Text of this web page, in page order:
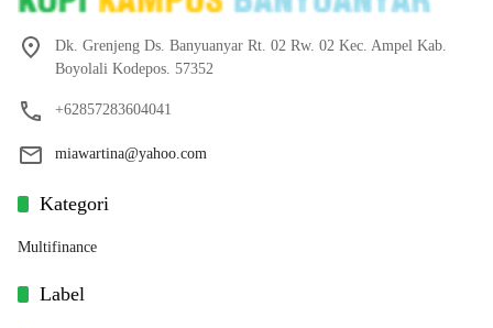
Dk. Grenjeng Ds. Banyuanyar Rt. 02 Rw. 02 Kec. Ampel Kab.
Boyolali Kodepos. 57352
+62857283604041
miawartina@yahoo.com
Kategori
Multifinance
Label